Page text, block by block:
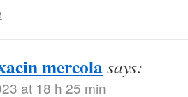
mercolasays:
at 18 h 25 min